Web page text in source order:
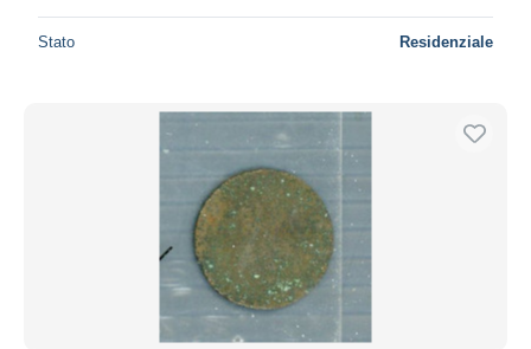
Stato Residenziale